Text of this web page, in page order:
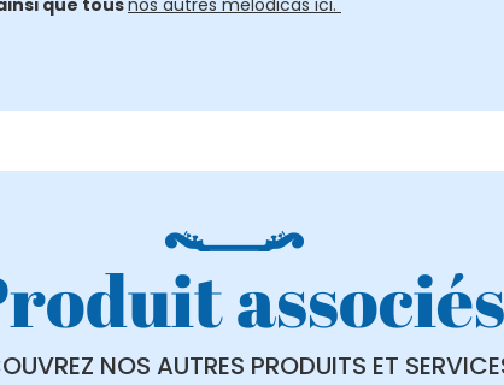
que tousnos autres melodicas ici.
associés
NOS AUTRES PRODUITS ET